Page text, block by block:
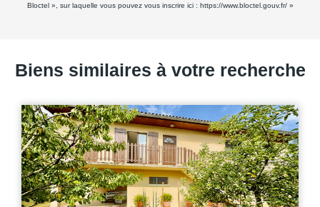
Bloctel », sur laquelle vous pouvez vous inscrire ici : https://www.bloctel.gouv.fr/»
Biens similaires à votre recherche